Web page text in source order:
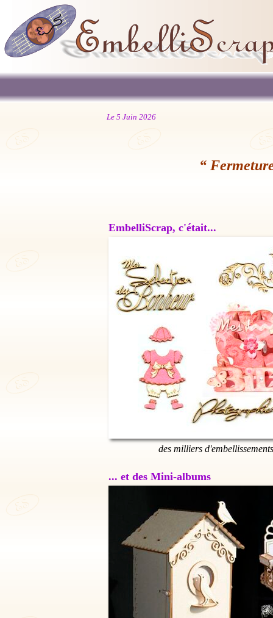
Le 5 Juin 2026
“
EmbelliScrap, c'était...
des milliers
... et des Mini-albums